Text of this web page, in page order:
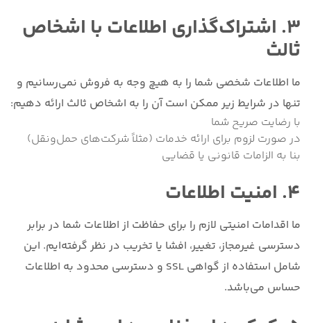
۳. اشتراک‌گذاری اطلاعات با اشخاص
ثالث
ما اطلاعات شخصی شما را به هیچ وجه به فروش نمی‌رسانیم و
تنها در شرایط زیر ممکن است آن را به اشخاص ثالث ارائه دهیم:
با رضایت صریح شما
در صورت لزوم برای ارائه خدمات (مثلاً شرکت‌های حمل‌ونقل)
بنا به الزامات قانونی یا قضایی
۴. امنیت اطلاعات
ما اقدامات امنیتی لازم را برای حفاظت از اطلاعات شما در برابر
دسترسی غیرمجاز، تغییر، افشا یا تخریب در نظر گرفته‌ایم. این
شامل استفاده از گواهی SSL و دسترسی محدود به اطلاعات
حساس می‌باشد.